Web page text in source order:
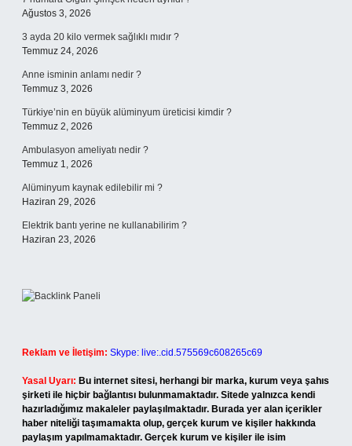
Ağustos 3, 2026
3 ayda 20 kilo vermek sağlıklı mıdır ?
Temmuz 24, 2026
Anne isminin anlamı nedir ?
Temmuz 3, 2026
Türkiye’nin en büyük alüminyum üreticisi kimdir ?
Temmuz 2, 2026
Ambulasyon ameliyatı nedir ?
Temmuz 1, 2026
Alüminyum kaynak edilebilir mi ?
Haziran 29, 2026
Elektrik bantı yerine ne kullanabilirim ?
Haziran 23, 2026
Reklam ve İletişim: Skype: live:.cid.575569c608265c69
Yasal Uyarı: Bu internet sitesi, herhangi bir marka, kurum veya şahıs
şirketi ile hiçbir bağlantısı bulunmamaktadır. Sitede yalnızca kendi
hazırladığımız makaleler paylaşılmaktadır. Burada yer alan içerikler
haber niteliği taşımamakta olup, gerçek kurum ve kişiler hakkında
paylaşım yapılmamaktadır. Gerçek kurum ve kişiler ile isim